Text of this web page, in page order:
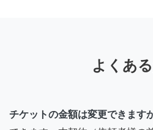
よくあ
チケットの金額は変更できます